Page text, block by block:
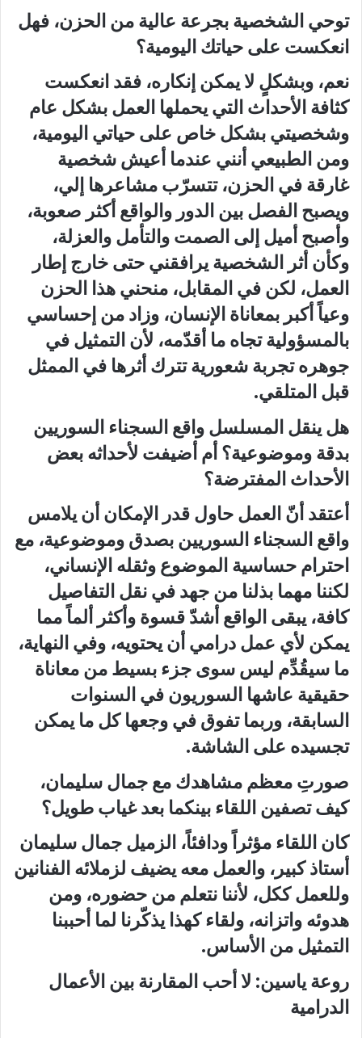
توحي الشخصية بجرعة عالية من الحزن، فهل
انعكست على حياتك اليومية؟
نعم، وبشكلٍ لا يمكن إنكاره، فقد انعكست
كثافة الأحداث التي يحملها العمل بشكل عام
وشخصيتي بشكل خاص على حياتي اليومية،
ومن الطبيعي أنني عندما أعيش شخصية
غارقة في الحزن، تتسرّب مشاعرها إلي،
ويصبح الفصل بين الدور والواقع أكثر صعوبة،
وأصبح أميل إلى الصمت والتأمل والعزلة،
وكأن أثر الشخصية يرافقني حتى خارج إطار
العمل، لكن في المقابل، منحني هذا الحزن
وعياً أكبر بمعاناة الإنسان، وزاد من إحساسي
بالمسؤولية تجاه ما أقدّمه، لأن التمثيل في
جوهره تجربة شعورية تترك أثرها في الممثل
قبل المتلقي.
هل ينقل المسلسل واقع السجناء السوريين
بدقة وموضوعية؟ أم أضيفت لأحداثه بعض
الأحداث المفترضة؟
أعتقد أنّ العمل حاول قدر الإمكان أن يلامس
واقع السجناء السوريين بصدق وموضوعية، مع
احترام حساسية الموضوع وثقله الإنساني،
لكننا مهما بذلنا من جهد في نقل التفاصيل
كافة، يبقى الواقع أشدّ قسوة وأكثر ألماً مما
يمكن لأي عمل درامي أن يحتويه، وفي النهاية،
ما سيقُدِّم ليس سوى جزء بسيط من معاناة
حقيقية عاشها السوريون في السنوات
السابقة، وربما تفوق في وجعها كل ما يمكن
تجسيده على الشاشة.
صورتِ معظم مشاهدك مع جمال سليمان،
كيف تصفين اللقاء بينكما بعد غياب طويل؟
كان اللقاء مؤثراً ودافئاً، الزميل جمال سليمان
أستاذ كبير، والعمل معه يضيف لزملائه الفنانين
وللعمل ككل، لأننا نتعلم من حضوره، ومن
هدوئه واتزانه، ولقاء كهذا يذكّرنا لما أحببنا
التمثيل من الأساس.
روعة ياسين: لا أحب المقارنة بين الأعمال
الدرامية